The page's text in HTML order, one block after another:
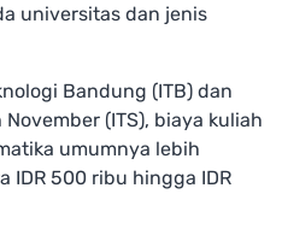
universitas dan jenis
Bandung (ITB) dan
(ITS), biaya kuliah
umumnya lebih
IDR 500 ribu hingga IDR